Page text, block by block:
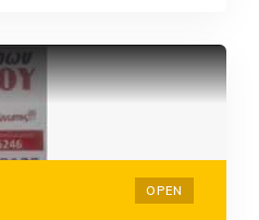
OPEN